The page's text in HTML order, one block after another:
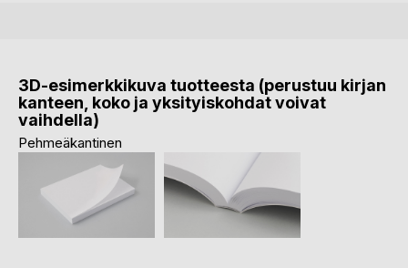
3D-esimerkkikuva tuotteesta (perustuu kirjan
kanteen, koko ja yksityiskohdat voivat
vaihdella)
Pehmeäkantinen